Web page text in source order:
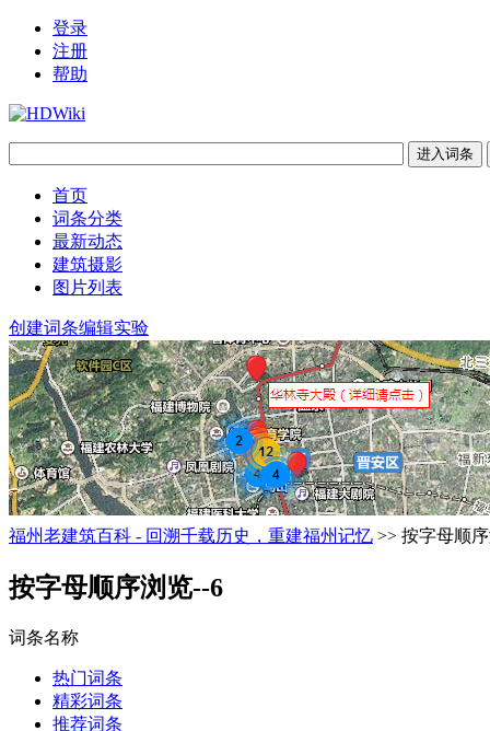
登录
注册
帮助
首页
词条分类
最新动态
建筑摄影
图片列表
创建词条编辑实验
福州老建筑百科 - 回溯千载历史，重建福州记忆 >> 按字母顺
按字母顺序浏览--6
词条名称
热门词条
精彩词条
推荐词条